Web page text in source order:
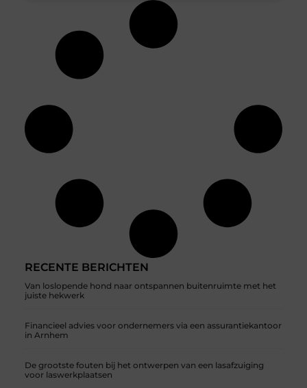
RECENTE BERICHTEN
Van loslopende hond naar ontspannen buitenruimte met het
juiste hekwerk
Financieel advies voor ondernemers via een assurantiekantoor
in Arnhem
De grootste fouten bij het ontwerpen van een lasafzuiging
voor laswerkplaatsen